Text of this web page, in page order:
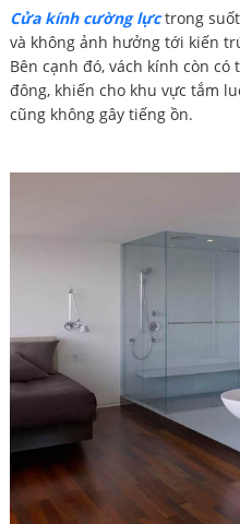
Cửa kính cường lựctrong suốt
và không ảnh hưởng tới kiến
Bên cạnh đó, vách kính còn
đông, khiến cho khu vực tắm
cũng không gây tiếng ồn.